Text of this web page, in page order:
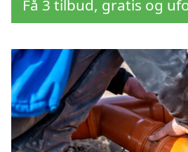
Få 3 tilbud, gratis og